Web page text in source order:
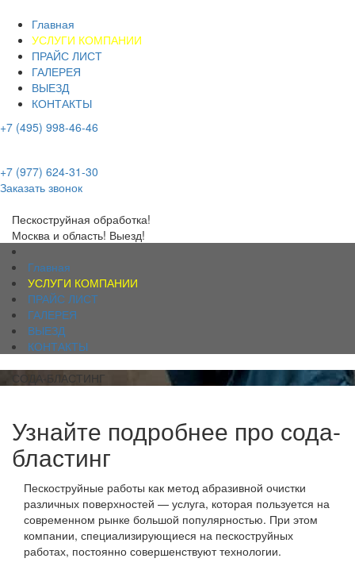
Главная
УСЛУГИ КОМПАНИИ
ПРАЙС ЛИСТ
ГАЛЕРЕЯ
ВЫЕЗД
КОНТАКТЫ
+7 (495) 998-46-46
+7 (977) 624-31-30
Заказать звонок
Пескоструйная обработка!
Москва и область! Выезд!
Главная
УСЛУГИ КОМПАНИИ
ПРАЙС ЛИСТ
ГАЛЕРЕЯ
ВЫЕЗД
КОНТАКТЫ
СОДА-БЛАСТИНГ
Узнайте подробнее про сода-
бластинг
Пескоструйные работы как метод абразивной очистки
различных поверхностей — услуга, которая пользуется на
современном рынке большой популярностью. При этом
компании, специализирующиеся на пескоструйных
работах, постоянно совершенствуют технологии.